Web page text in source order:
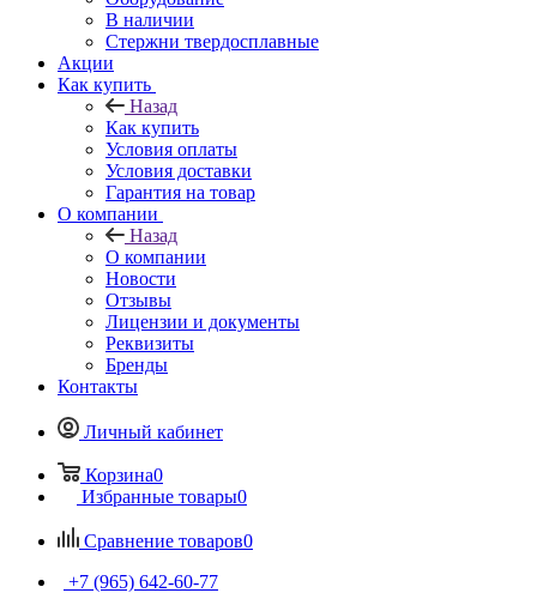
В наличии
Стержни твердосплавные
Акции
Как купить
Назад
Как купить
Условия оплаты
Условия доставки
Гарантия на товар
О компании
Назад
О компании
Новости
Отзывы
Лицензии и документы
Реквизиты
Бренды
Контакты
Личный кабинет
Корзина0
Избранные товары0
Сравнение товаров0
+7 (965) 642-60-77